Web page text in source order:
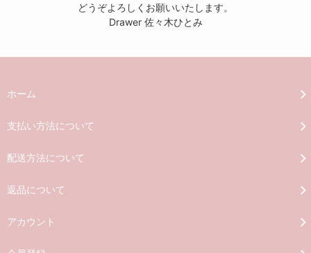
どうぞよろしくお願いいたします。
Drawer 佐々木ひとみ
ホーム
支払い方法について
配送方法について
返品について
アカウント